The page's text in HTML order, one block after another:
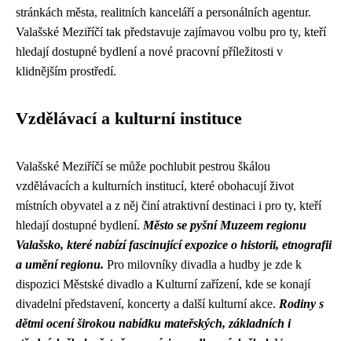
stránkách města, realitních kanceláří a personálních agentur.
Valašské Meziříčí tak představuje zajímavou volbu pro ty, kteří
hledají dostupné bydlení a nové pracovní příležitosti v
klidnějším prostředí.
Vzdělávací a kulturní instituce
Valašské Meziříčí se může pochlubit pestrou škálou
vzdělávacích a kulturních institucí, které obohacují život
místních obyvatel a z něj činí atraktivní destinaci i pro ty, kteří
hledají dostupné bydlení. Město se pyšní Muzeem regionu
Valašsko, které nabízí fascinující expozice o historii, etnografii
a umění regionu. Pro milovníky divadla a hudby je zde k
dispozici Městské divadlo a Kulturní zařízení, kde se konají
divadelní představení, koncerty a další kulturní akce. Rodiny s
dětmi ocení širokou nabídku mateřských, základních i